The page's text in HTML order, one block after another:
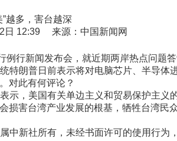
越多，害台越深
日 12:39 来源：中国新闻网
行新闻发布会，就近期两岸热点问题答
朗普日前表示将对电脑芯片、半导体
对此有何评论？
，美国有关单边主义和贸易保护主义的
损害台湾产业发展的根基，牺牲台湾民
中新社所有，未经书面许可的使用行为